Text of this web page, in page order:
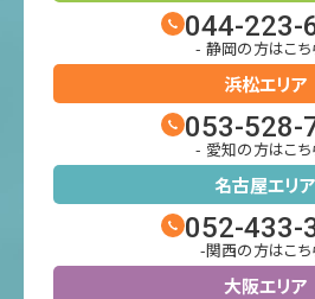
044-223-
- 静岡の方はこち
浜松エリア
053-528-
- 愛知の方はこち
名古屋エリア
052-433-
-関西の方はこち
大阪エリア